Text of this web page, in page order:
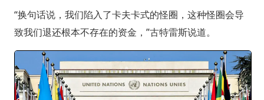
“换句话说，我们陷入了卡夫卡式的怪圈，这种怪圈会导
致我们退还根本不存在的资金，”古特雷斯说道。